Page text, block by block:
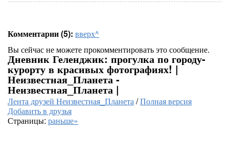
Комментарии (5): вверх^
Вы сейчас не можете прокомментировать это сообщение.
Дневник Геленджик: прогулка по городу-
курорту в красивых фотографиях! |
Неизвестная_Планета -
Неизвестная_Планета |
Лента друзей Неизвестная_Планета/Полная версия
Добавить в друзья
Страницы: раньше»